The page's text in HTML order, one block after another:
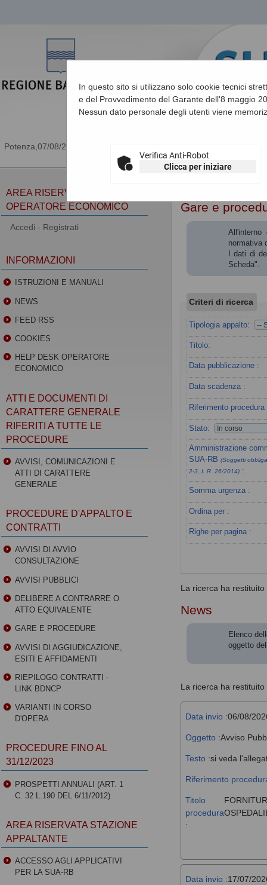
07/08/2026 11:20
Sei qui: Home
In questo sito si utilizzano solo cookie tecnici
e del Provvedimento del Garante dell'8 maggio
Nessun dato personale degli utenti viene
Verifica Anti-Robot
Clicca per iniziare
Gare e
normativa
I dati di
Scheda".
Criteri di ricerca
Tipologia appalto:
Titolo:
Data pubblicazione :
Data scadenza :
Riferimento procedura
Stato:
Amministrazione
SUA-RB(Soggetti
2-3, L.R. 26/2014) :
Somma urgenza :
Ordina per :
Righe per pagina :
La ricerca ha restituito
News
Elenco
oggetto
La ricerca ha
Data invio :06/08/
Oggetto :Avviso
Testo :si veda
Riferimento
Titolo
procedura
:
Data invio :17/07/
AREA RISERVATA
OPERATORE ECONOMICO
Accedi - Registrati
INFORMAZIONI
ISTRUZIONI E MANUALI
NEWS
FEED RSS
COOKIES
HELP DESK OPERATORE
ECONOMICO
ATTI E DOCUMENTI DI
CARATTERE GENERALE
RIFERITI A TUTTE LE
PROCEDURE
AVVISI, COMUNICAZIONI E
ATTI DI CARATTERE
GENERALE
PROCEDURE D'APPALTO E
CONTRATTI
AVVISI DI AVVIO
CONSULTAZIONE
AVVISI PUBBLICI
DELIBERE A CONTRARRE O
ATTO EQUIVALENTE
GARE E PROCEDURE
AVVISI DI AGGIUDICAZIONE,
ESITI E AFFIDAMENTI
RIEPILOGO CONTRATTI -
LINK BDNCP
VARIANTI IN CORSO
D'OPERA
PROCEDURE FINO AL
31/12/2023
PROSPETTI ANNUALI (ART. 1
C. 32 L.190 DEL 6/11/2012)
AREA RISERVATA STAZIONE
APPALTANTE
ACCESSO AGLI APPLICATIVI
PER LA SUA-RB